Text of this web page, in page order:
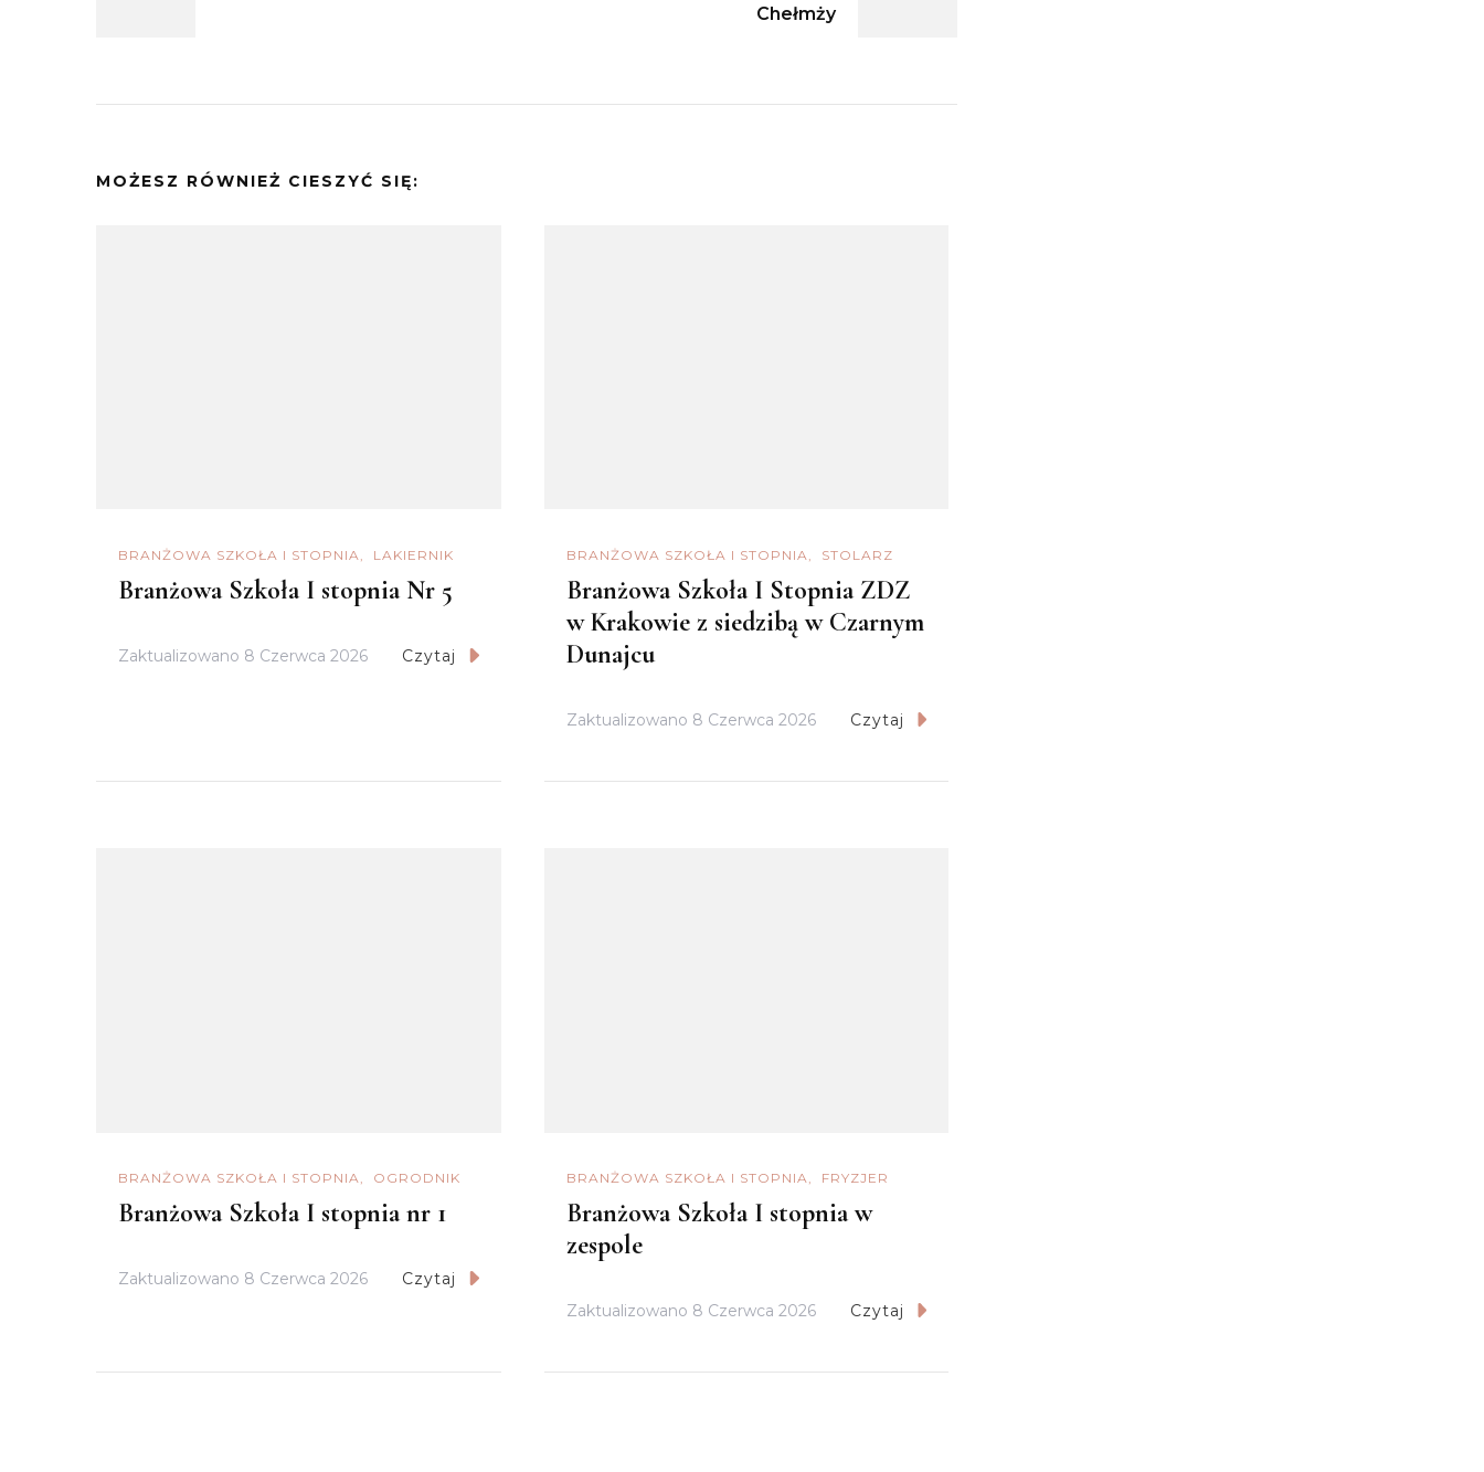
Chełmży
MOŻESZ RÓWNIEŻ CIESZYĆ SIĘ:
BRANŻOWA SZKOŁA I STOPNIA LAKIERNIK
Branżowa Szkoła I stopnia Nr 5
Zaktualizowano 8 Czerwca 2026 Czytaj
BRANŻOWA SZKOŁA I STOPNIA STOLARZ
Branżowa Szkoła I Stopnia ZDZ
w Krakowie z siedzibą w Czarnym
Dunajcu
Zaktualizowano 8 Czerwca 2026 Czytaj
BRANŻOWA SZKOŁA I STOPNIA OGRODNIK
Branżowa Szkoła I stopnia nr 1
Zaktualizowano 8 Czerwca 2026 Czytaj
BRANŻOWA SZKOŁA I STOPNIA FRYZJER
Branżowa Szkoła I stopnia w
zespole
Zaktualizowano 8 Czerwca 2026 Czytaj